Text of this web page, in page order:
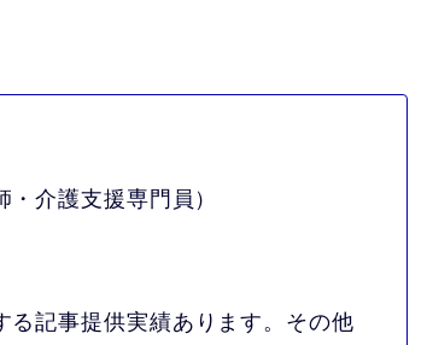
介護支援専門員）
る記事提供実績あります。その他